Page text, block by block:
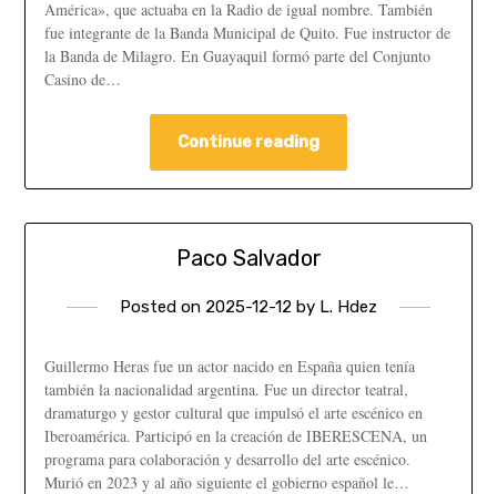
América», que actuaba en la Radio de igual nombre. También
fue integrante de la Banda Municipal de Quito. Fue instructor de
la Banda de Milagro. En Guayaquil formó parte del Conjunto
Casino de…
Continue reading
Paco Salvador
Posted on 2025-12-12 by L. Hdez
Guillermo Heras fue un actor nacido en España quien tenía
también la nacionalidad argentina. Fue un director teatral,
dramaturgo y gestor cultural que impulsó el arte escénico en
Iberoamérica. Participó en la creación de IBERESCENA, un
programa para colaboración y desarrollo del arte escénico.
Murió en 2023 y al año siguiente el gobierno español le…